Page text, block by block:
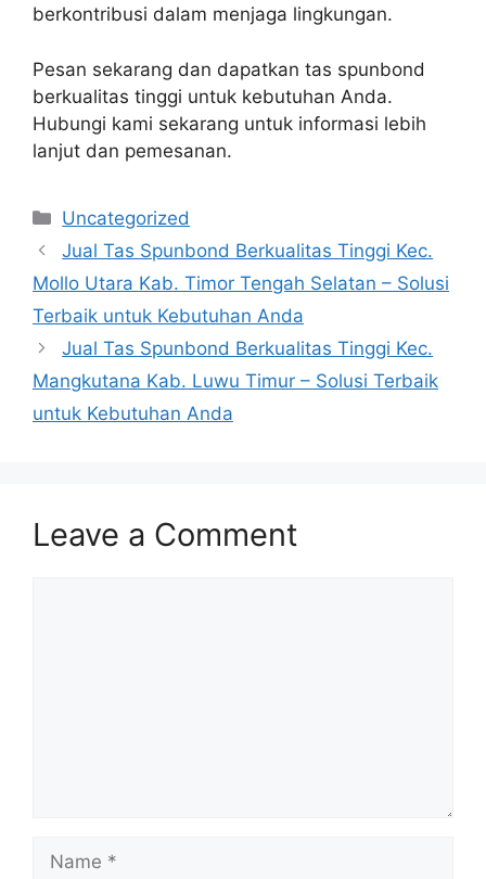
berkontribusi dalam menjaga lingkungan.
Pesan sekarang dan dapatkan tas spunbond
berkualitas tinggi untuk kebutuhan Anda.
Hubungi kami sekarang untuk informasi lebih
lanjut dan pemesanan.
Categories
Uncategorized
Jual Tas Spunbond Berkualitas Tinggi Kec.
Mollo Utara Kab. Timor Tengah Selatan – Solusi
Terbaik untuk Kebutuhan Anda
Jual Tas Spunbond Berkualitas Tinggi Kec.
Mangkutana Kab. Luwu Timur – Solusi Terbaik
untuk Kebutuhan Anda
Leave a Comment